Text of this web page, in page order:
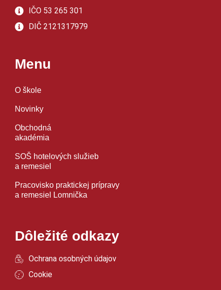
IČO 53 265 301
DIČ 2121317979
Menu
O škole
Novinky
Obchodná
akadémia
SOŠ hotelových služieb
a remesiel
Pracovisko praktickej prípravy
a remesiel Lomnička
Dôležité odkazy
Ochrana osobných údajov
Cookie